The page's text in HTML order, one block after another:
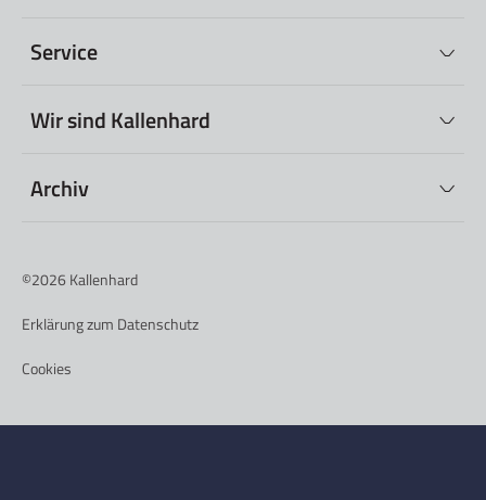
Service
Wir sind Kallenhard
Archiv
©2026 Kallenhard
Erklärung zum Datenschutz
Cookies